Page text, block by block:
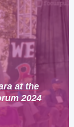
at the
2024